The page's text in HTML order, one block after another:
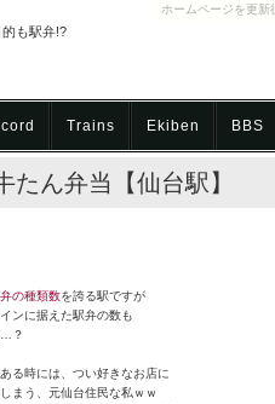
ホームページを更
も駅弁!?
Trains Ekiben BBS
たん弁当【仙台駅】
の種類数を誇る駅ですが
ンに据えた駅弁の数も
…？
る時には、つい好きなお店に
まう、元仙台住民な私ｗｗ